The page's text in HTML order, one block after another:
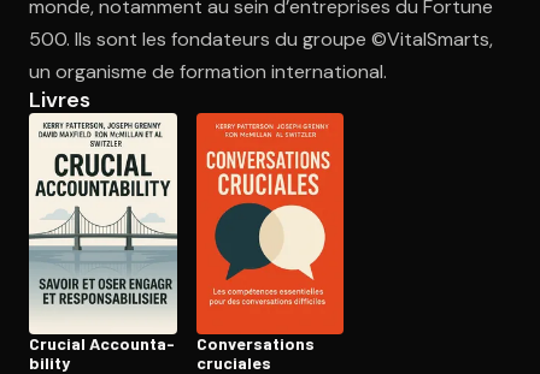
Ouvre l'app Appareil photo, pointe sur le code. C'est gratuit à
monde, notamment au sein d’entreprises du Fortune
500. Ils sont les fondateurs du groupe ©VitalSmarts,
un organisme de formation international.
Livres
Crucial Ac­coun­ta­
bi­li­ty
Conver­sa­tions
cruciales